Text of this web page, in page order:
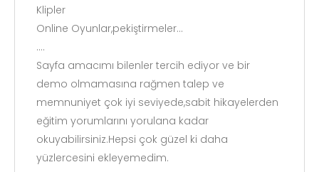
Klipler
Online Oyunlar,pekiştirmeler...
....
Sayfa amacımı bilenler tercih ediyor ve bir
demo olmamasına rağmen talep ve
memnuniyet çok iyi seviyede,sabit hikayelerden
eğitim yorumlarını yorulana kadar
okuyabilirsiniz.Hepsi çok güzel ki daha
yüzlercesini ekleyemedim.